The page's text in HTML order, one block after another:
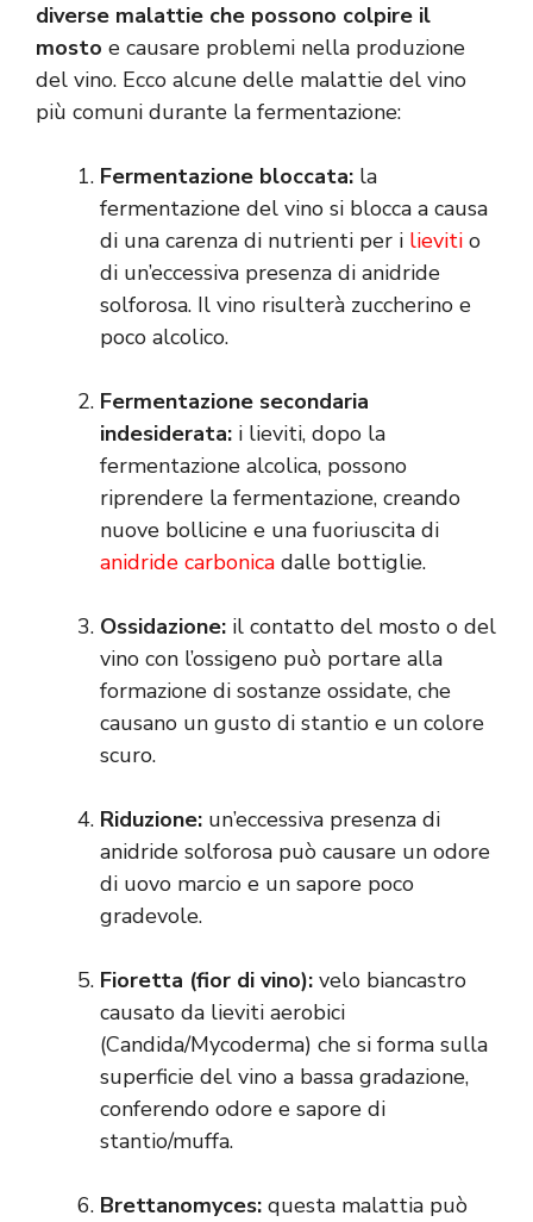
diverse malattie che possono colpire il
mosto e causare problemi nella produzione
del vino. Ecco alcune delle malattie del vino
più comuni durante la fermentazione:
Fermentazione bloccata: la
fermentazione del vino si blocca a causa
di una carenza di nutrienti per i lieviti o
di un’eccessiva presenza di anidride
solforosa. Il vino risulterà zuccherino e
poco alcolico.
Fermentazione secondaria
indesiderata: i lieviti, dopo la
fermentazione alcolica, possono
riprendere la fermentazione, creando
nuove bollicine e una fuoriuscita di
anidride carbonica dalle bottiglie.
Ossidazione: il contatto del mosto o del
vino con l’ossigeno può portare alla
formazione di sostanze ossidate, che
causano un gusto di stantio e un colore
scuro.
Riduzione: un’eccessiva presenza di
anidride solforosa può causare un odore
di uovo marcio e un sapore poco
gradevole.
Fioretta (fior di vino): velo biancastro
causato da lieviti aerobici
(Candida/Mycoderma) che si forma sulla
superficie del vino a bassa gradazione,
conferendo odore e sapore di
stantio/muffa.
Brettanomyces: questa malattia può